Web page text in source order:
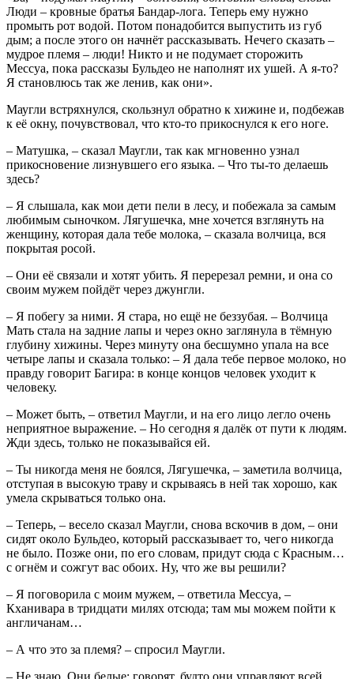
Люди – кровные братья Бандар-лога. Теперь ему нужно
промыть рот водой. Потом понадобится выпустить из губ
дым; а после этого он начнёт рассказывать. Нечего сказать –
мудрое племя – люди! Никто и не подумает сторожить
Мессуа, пока рассказы Бульдео не наполнят их ушей. А я-то?
Я становлюсь так же ленив, как они».
Маугли встряхнулся, скользнул обратно к хижине и, подбежав
к её окну, почувствовал, что кто-то прикоснулся к его ноге.
– Матушка, – сказал Маугли, так как мгновенно узнал
прикосновение лизнувшего его языка. – Что ты-то делаешь
здесь?
– Я слышала, как мои дети пели в лесу, и побежала за самым
любимым сыночком. Лягушечка, мне хочется взглянуть на
женщину, которая дала тебе молока, – сказала волчица, вся
покрытая росой.
– Они её связали и хотят убить. Я перерезал ремни, и она со
своим мужем пойдёт через джунгли.
– Я побегу за ними. Я стара, но ещё не беззубая. – Волчица
Мать стала на задние лапы и через окно заглянула в тёмную
глубину хижины. Через минуту она бесшумно упала на все
четыре лапы и сказала только: – Я дала тебе первое молоко, но
правду говорит Багира: в конце концов человек уходит к
человеку.
– Может быть, – ответил Маугли, и на его лицо легло очень
неприятное выражение. – Но сегодня я далёк от пути к людям.
Жди здесь, только не показывайся ей.
– Ты никогда меня не боялся, Лягушечка, – заметила волчица,
отступая в высокую траву и скрываясь в ней так хорошо, как
умела скрываться только она.
– Теперь, – весело сказал Маугли, снова вскочив в дом, – они
сидят около Бульдео, который рассказывает то, чего никогда
не было. Позже они, по его словам, придут сюда с Красным…
с огнём и сожгут вас обоих. Ну, что же вы решили?
– Я поговорила с моим мужем, – ответила Мессуа, –
Кханивара в тридцати милях отсюда; там мы можем пойти к
англичанам…
– А что это за племя? – спросил Маугли.
– Не знаю. Они белые; говорят, будто они управляют всей